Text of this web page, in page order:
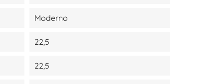
Moderno
22,5
22,5